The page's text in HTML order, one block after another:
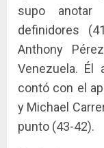
supo
definidores
Anthony
Venezuela. Él
contó con el
y Michael
punto (43-42).